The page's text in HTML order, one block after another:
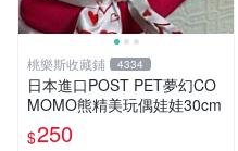
桃樂斯收藏鋪 4334
日本進口POST PET夢幻CO
MOMO熊精美玩偶娃娃30cm
$250